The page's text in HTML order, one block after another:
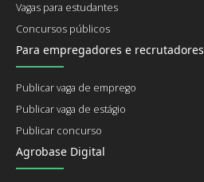
Vagas para estudantes
Concursos públicos
Para empregadores e recrutadores
Publicar vaga de emprego
Publicar vaga de estágio
Publicar concurso
Agrobase Digital